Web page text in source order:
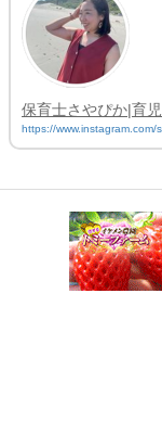
保育士さやぴか|育
https://www.instagram.com/